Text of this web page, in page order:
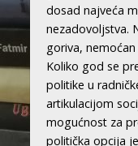
dosad najveća
nezadovoljstva.
goriva,
Koliko god se
politike u
artikulacijom
mogućnost za
politička opcija